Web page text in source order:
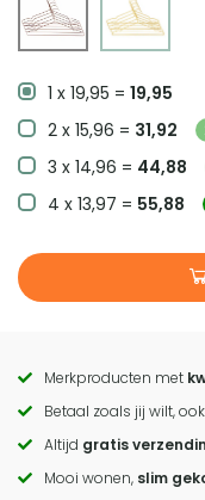
1 x 19,95 = 19,95
2 x 15,96 = 31,92
3 x 14,96 = 44,88
4 x 13,97 = 55,88
Call
to
actions
Merkproducten met
Betaal zoals jij wilt, ook
Altijd gratis
Mooi wonen, slim